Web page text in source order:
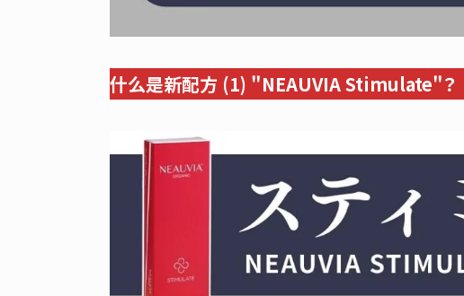
什么是新配方 (1) "NEAUVIA Stimulate"？